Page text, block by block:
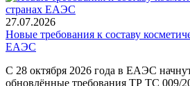
27.07.2026
Новые требования к составу
ЕАЭС
С 28 октября 2026 года в ЕАЭС
обновлённые требования ТР ТС 009/